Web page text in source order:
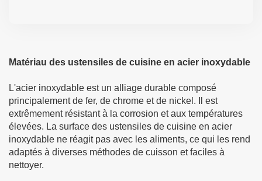
Matériau des ustensiles de cuisine en acier inoxydable
L'acier inoxydable est un alliage durable composé
principalement de fer, de chrome et de nickel. Il est
extrêmement résistant à la corrosion et aux températures
élevées. La surface des ustensiles de cuisine en acier
inoxydable ne réagit pas avec les aliments, ce qui les rend
adaptés à diverses méthodes de cuisson et faciles à
nettoyer.